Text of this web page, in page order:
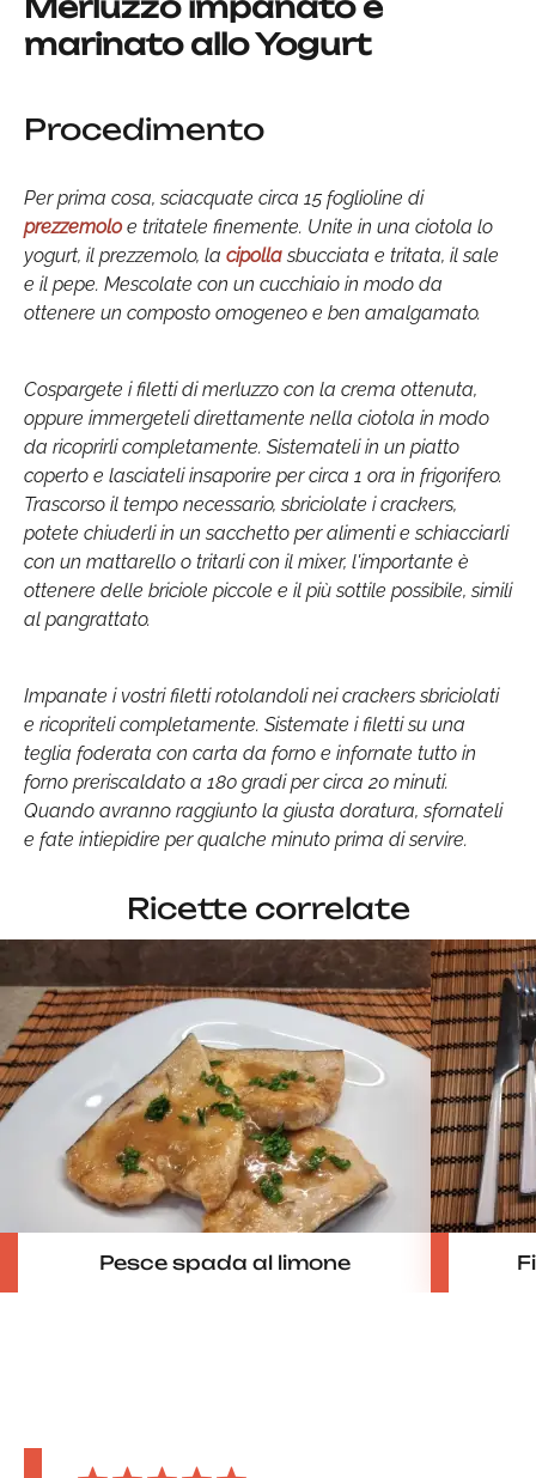
Merluzzo impanato e
marinato allo Yogurt
Procedimento
Per prima cosa, sciacquate circa 15 foglioline di
prezzemoloe tritatele finemente. Unite in una ciotola lo
yogurt, il prezzemolo, la cipollasbucciata e tritata, il sale
e il pepe. Mescolate con un cucchiaio in modo da
ottenere un composto omogeneo e ben amalgamato.
Cospargete i filetti di merluzzo con la crema ottenuta,
oppure immergeteli direttamente nella ciotola in modo
da ricoprirli completamente. Sistemateli in un piatto
coperto e lasciateli insaporire per circa 1 ora in frigorifero.
Trascorso il tempo necessario, sbriciolate i crackers,
potete chiuderli in un sacchetto per alimenti e schiacciarli
con un mattarello o tritarli con il mixer, l'importante è
ottenere delle briciole piccole e il più sottile possibile, simili
al pangrattato.
Impanate i vostri filetti rotolandoli nei crackers sbriciolati
e ricopriteli completamente. Sistemate i filetti su una
teglia foderata con carta da forno e infornate tutto in
forno preriscaldato a 180 gradi per circa 20 minuti.
Quando avranno raggiunto la giusta doratura, sfornateli
e fate intiepidire per qualche minuto prima di servire.
Ricette correlate
Pesce spada al limone